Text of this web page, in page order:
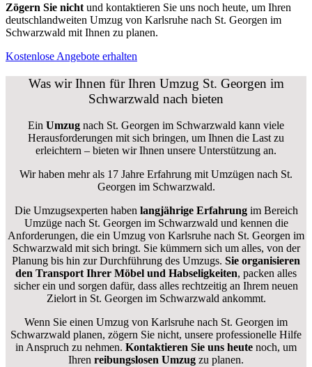
Zögern Sie nicht und kontaktieren Sie uns noch heute, um Ihren
deutschlandweiten Umzug von Karlsruhe nach St. Georgen im
Schwarzwald mit Ihnen zu planen.
Kostenlose Angebote erhalten
Was wir Ihnen für Ihren Umzug St. Georgen im
Schwarzwald nach bieten
Ein Umzug nach St. Georgen im Schwarzwald kann viele
Herausforderungen mit sich bringen, um Ihnen die Last zu
erleichtern – bieten wir Ihnen unsere Unterstützung an.
Wir haben mehr als 17 Jahre Erfahrung mit Umzügen nach St.
Georgen im Schwarzwald.
Die Umzugsexperten haben langjährige Erfahrungim Bereich
Umzüge nach St. Georgen im Schwarzwald und kennen die
Anforderungen, die ein Umzug von Karlsruhe nach St. Georgen im
Schwarzwald mit sich bringt. Sie kümmern sich um alles, von der
Planung bis hin zur Durchführung des Umzugs. Sie organisieren
den Transport Ihrer Möbel und Habseligkeiten, packen alles
sicher ein und sorgen dafür, dass alles rechtzeitig an Ihrem neuen
Zielort in St. Georgen im Schwarzwald ankommt.
Wenn Sie einen Umzug von Karlsruhe nach St. Georgen im
Schwarzwald planen, zögern Sie nicht, unsere professionelle Hilfe
in Anspruch zu nehmen. Kontaktieren Sie uns heute noch, um
Ihren reibungslosen Umzug zu planen.